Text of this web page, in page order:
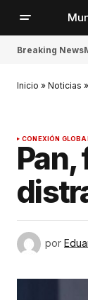
Breaking News
Inicio » Noticias »
CONEXIÓN
por